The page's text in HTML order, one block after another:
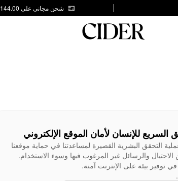
شحن مجاني على AED 144.00
السريع للإنسان لأمان الموقع الإلكتروني
التحقق البشرية القصيرة لمساعدتنا في حماية موقعنا
والرسائل غير المرغوب فيها وسوء الاستخدام.
توفير بيئة على الإنترنت آمنة.